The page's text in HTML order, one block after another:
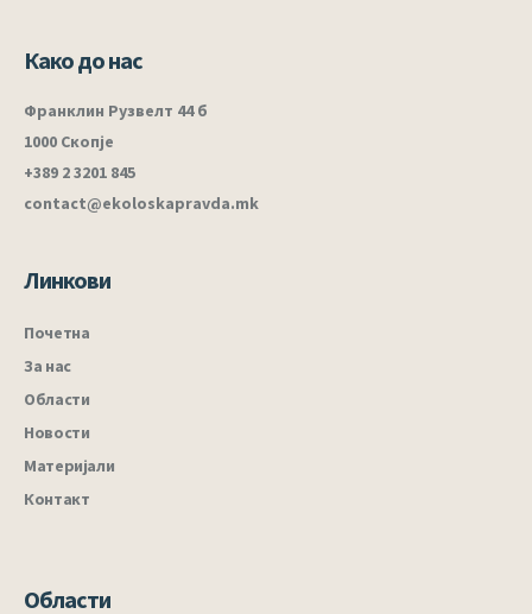
Како до нас
Франклин Рузвелт 44 б
1000 Скопје
+389 2 3201 845
contact@ekoloskapravda.mk
Линкови
Почетна
За нас
Области
Новости
Материјали
Контакт
Области